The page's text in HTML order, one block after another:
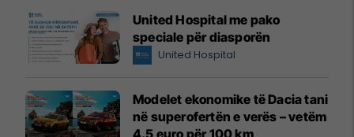
United Hospital me pako
speciale për diasporën
United Hospital
Modelet ekonomike të Dacia tani
në superofertën e verës – vetëm
4.5 euro për 100 km